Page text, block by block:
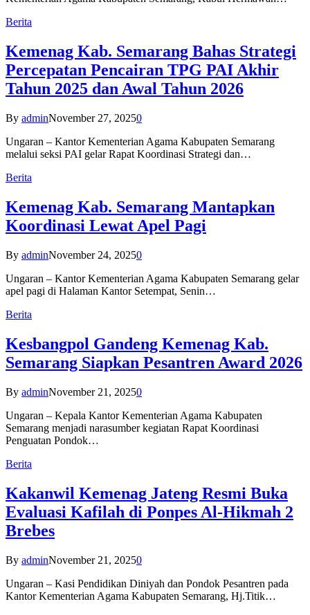
Berita
Kemenag Kab. Semarang Bahas Strategi
Percepatan Pencairan TPG PAI Akhir
Tahun 2025 dan Awal Tahun 2026
By adminNovember 27, 20250
Ungaran – Kantor Kementerian Agama Kabupaten Semarang
melalui seksi PAI gelar Rapat Koordinasi Strategi dan…
Berita
Kemenag Kab. Semarang Mantapkan
Koordinasi Lewat Apel Pagi
By adminNovember 24, 20250
Ungaran – Kantor Kementerian Agama Kabupaten Semarang gelar
apel pagi di Halaman Kantor Setempat, Senin…
Berita
Kesbangpol Gandeng Kemenag Kab.
Semarang Siapkan Pesantren Award 2026
By adminNovember 21, 20250
Ungaran – Kepala Kantor Kementerian Agama Kabupaten
Semarang menjadi narasumber kegiatan Rapat Koordinasi
Penguatan Pondok…
Berita
Kakanwil Kemenag Jateng Resmi Buka
Evaluasi Kafilah di Ponpes Al-Hikmah 2
Brebes
By adminNovember 21, 20250
Ungaran – Kasi Pendidikan Diniyah dan Pondok Pesantren pada
Kantor Kementerian Agama Kabupaten Semarang, Hj.Titik…